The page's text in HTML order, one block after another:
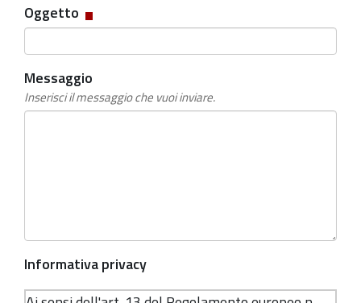
Oggetto Campo
obbligatorio
Messaggio
Inserisci il messaggio che vuoi inviare.
Informativa privacy